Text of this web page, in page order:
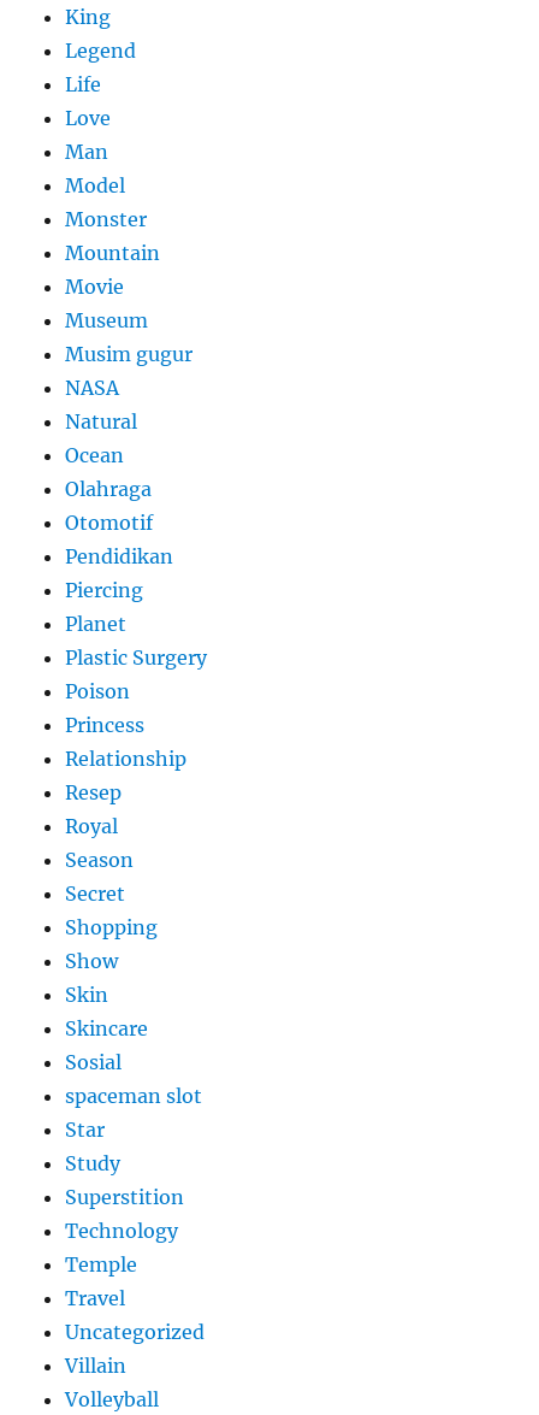
King
Legend
Life
Love
Man
Model
Monster
Mountain
Movie
Museum
Musim gugur
NASA
Natural
Ocean
Olahraga
Otomotif
Pendidikan
Piercing
Planet
Plastic Surgery
Poison
Princess
Relationship
Resep
Royal
Season
Secret
Shopping
Show
Skin
Skincare
Sosial
spaceman slot
Star
Study
Superstition
Technology
Temple
Travel
Uncategorized
Villain
Volleyball